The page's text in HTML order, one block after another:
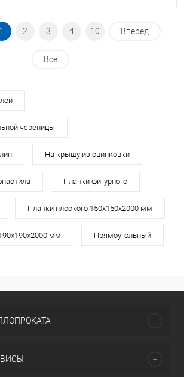
1 2 3 4 10 Вперед
Все
черепицы
На крышу из оцинковки
Планки фигурного
Планки плоского 150х150х2000 мм
мм Прямоугольный